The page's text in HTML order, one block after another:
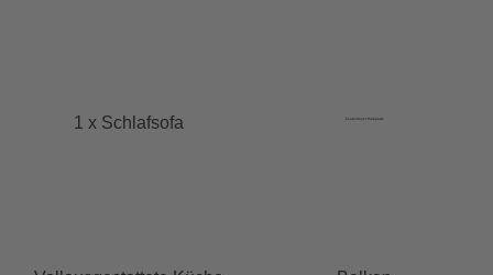
1 x Schlafsofa kostenloser Parkplatz